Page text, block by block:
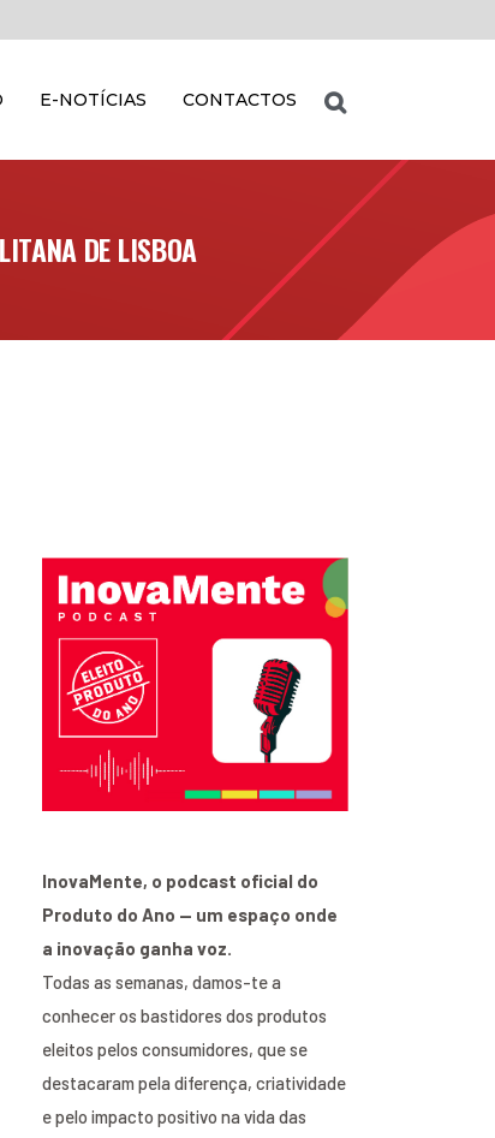
E-NOTÍCIAS CONTACTOS
DE LISBOA
InovaMente, o podcast oficial do
Produto do Ano — um espaço onde
a inovação ganha voz.
Todas as semanas, damos-te a
conhecer os bastidores dos produtos
eleitos pelos consumidores, que se
destacaram pela diferença, criatividade
e pelo impacto positivo na vida das